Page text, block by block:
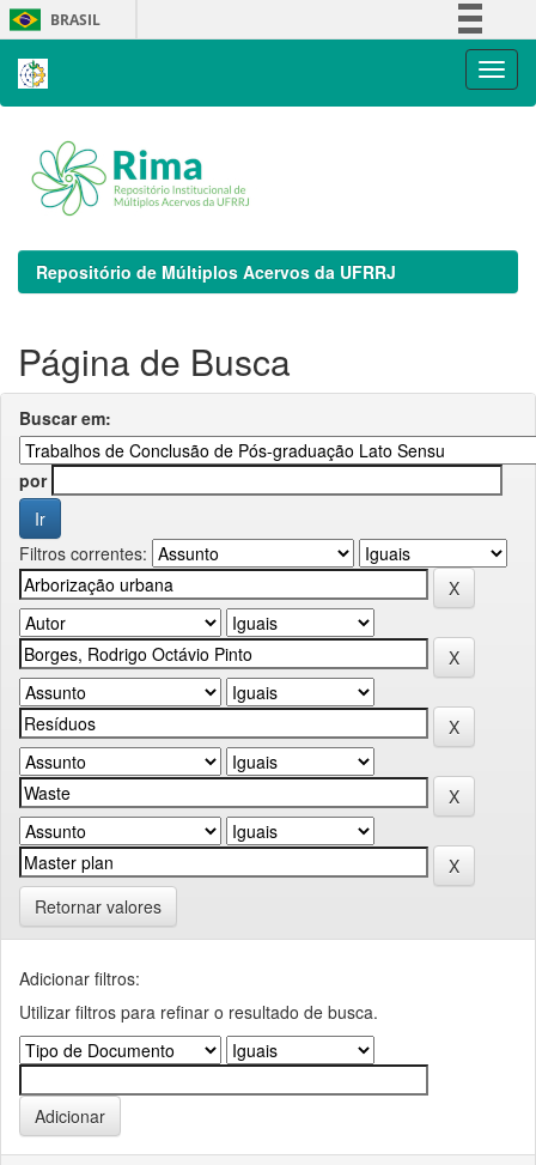
Skip
navigation
BRASIL
Repositório de Múltiplos Acervos da UFRRJ
Página de Busca
Buscar em:
por
Filtros correntes:
Retornar valores
Adicionar filtros:
Utilizar filtros para refinar o resultado de busca.